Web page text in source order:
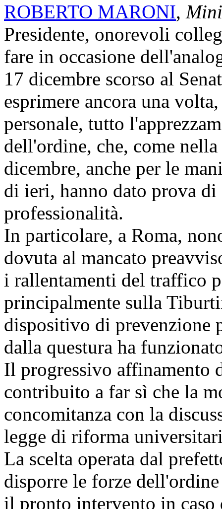
ROBERTO MARONI,
Presidente, onorevoli
fare in occasione
17 dicembre scorso al
esprimere ancora una
personale, tutto
dell'ordine, che, come
dicembre, anche per le
di ieri, hanno dato prova
professionalità.
In particolare, a Roma,
dovuta al mancato
i rallentamenti del traffico
principalmente sulla
dispositivo di prevenzione
dalla questura ha
Il progressivo affinamento
contribuito a far sì che la
concomitanza con la
legge di riforma
La scelta operata dal
disporre le forze
il pronto intervento in caso